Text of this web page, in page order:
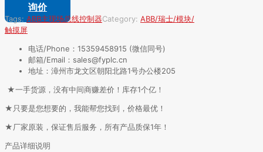
询价
Tags: ABB主现场总线控制器Category: ABB/瑞士/模块/
触摸屏
电话/Phone：15359458915 (微信同号)
邮箱/Email：sales@fyplc.cn
地址：漳州市龙文区朝阳北路1号办公楼205
★一手货源，没有中间商赚差价！库存1个亿！
★只要是您想要的，我能帮您找到，价格最优！
★厂家原装，保证售后服务，所有产品质保1年！
产品详细说明